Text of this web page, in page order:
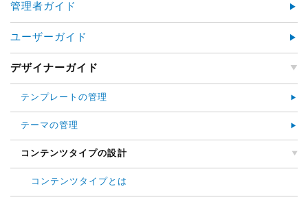
管理者ガイド
ユーザーガイド
デザイナーガイド
テンプレートの管理
テーマの管理
コンテンツタイプの設計
コンテンツタイプとは